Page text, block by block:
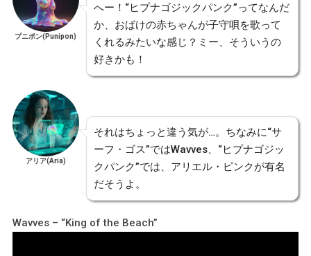
プニポン(Punipon)
へー！“ヒプナゴジックパンク”ってなんだ
か、おばけの赤ちゃんが子守唄を歌って
くれるみたいな感じ？ミー、そういうの
好きかも！
アリア(Aria)
それはちょっと違う気が…。ちなみに“サ
ーフ・ゴス”ではWavves、“ヒプナゴジッ
クパンク”では、アリエル・ピンクが有名
だそうよ。
Wavves – “King of the Beach”